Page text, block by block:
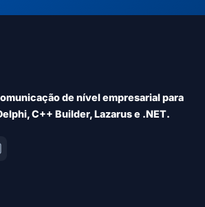
de nível empresarial para
C++ Builder, Lazarus e .NET.